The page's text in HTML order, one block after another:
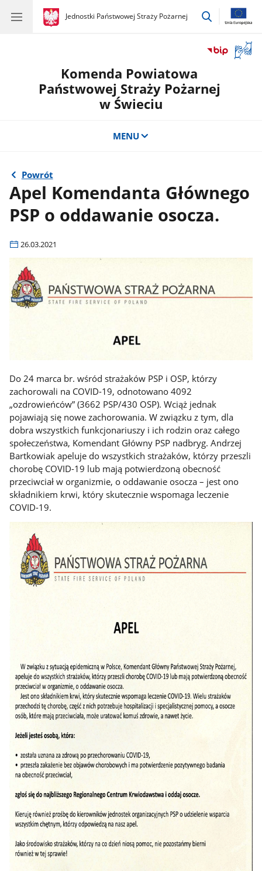
gov.pl
Jednostki Państwowej Straży Pożarnej
gov.pl
Jednostki
przejdź
okno
Komenda Powiatowa
Państwowej Straży Pożarnej
w Świeciu
MENU
Powrót
Apel Komendanta Głównego
PSP o oddawanie osocza.
26.03.2021
Do 24 marca br. wśród strażaków PSP i OSP, którzy
zachorowali na COVID-19, odnotowano 4092
„ozdrowieńców” (3662 PSP/430 OSP). Wciąż jednak
pojawiają się nowe zachorowania. W związku z tym, dla
dobra wszystkich funkcjonariuszy i ich rodzin oraz całego
społeczeństwa, Komendant Główny PSP nadbryg. Andrzej
Bartkowiak apeluje do wszystkich strażaków, którzy przeszli
chorobę COVID-19 lub mają potwierdzoną obecność
przeciwciał w organizmie, o oddawanie osocza – jest ono
składnikiem krwi, który skutecznie wspomaga leczenie
COVID-19.